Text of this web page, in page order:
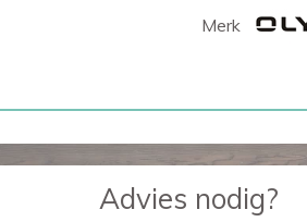
Merk
Advies nodig?